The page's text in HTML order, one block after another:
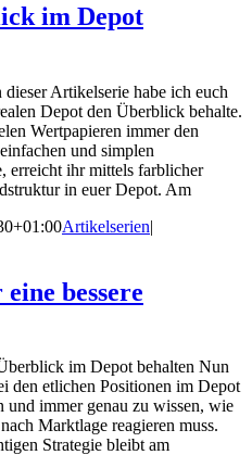
im Depot
Artikelserie habe ich euch
Depot den Überblick behalte.
Wertpapieren immer den
und simplen
erreicht ihr mittels farblicher
in euer Depot. Am
Artikelserien|
bessere
im Depot behalten Nun
den etlichen Positionen im Depot
immer genau zu wissen, wie
Marktlage reagieren muss.
Strategie bleibt am